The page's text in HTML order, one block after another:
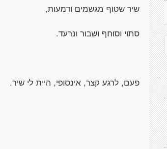
שיר שטוף מגשמים ודמעות,
סתוי וסוחף ושבור ונרעד.
פעם, לרגע קצר, אינסופי, היית לי שיר.